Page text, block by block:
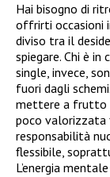
Hai bisogno di
offrirti occasioni
diviso tra il
spiegare. Chi è in
single, invece,
fuori dagli
mettere a frutto
poco valorizzata
responsabilità
flessibile,
L’energia